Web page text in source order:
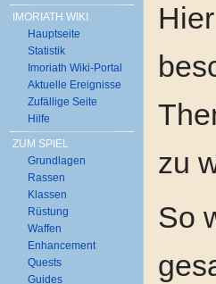
zu
So
IMORIATH WIKI
Hauptseite
Statistik
Imoriath Wiki-Portal
Aktuelle Ereignisse
Zufällige Seite
Hilfe
ZUM SPIEL
Grundlagen
Rassen
Klassen
Rüstung
Waffen
Enhancement
Quests
Guides